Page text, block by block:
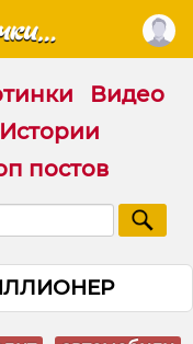
Видео
Истории
постов